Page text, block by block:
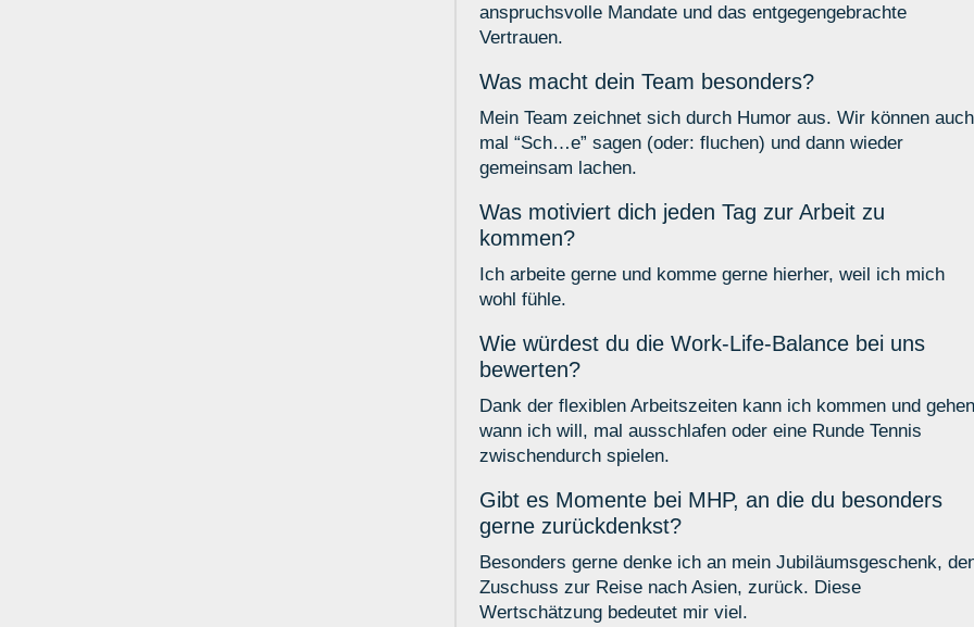
anspruchsvolle Mandate und das entgegengebrachte
Vertrauen.
Was macht dein Team besonders?
Mein Team zeichnet sich durch Humor aus. Wir können auch
mal “Sch…e” sagen (oder: fluchen) und dann wieder
gemeinsam lachen.
Was motiviert dich jeden Tag zur Arbeit zu
kommen?
Ich arbeite gerne und komme gerne hierher, weil ich mich
wohl fühle.
Wie würdest du die Work-Life-Balance bei uns
bewerten?
Dank der flexiblen Arbeitszeiten kann ich kommen und
wann ich will, mal ausschlafen oder eine Runde Tennis
zwischendurch spielen.
Gibt es Momente bei MHP, an die du besonders
gerne zurückdenkst?
Besonders gerne denke ich an mein Jubiläumsgeschenk,
Zuschuss zur Reise nach Asien, zurück. Diese
Wertschätzung bedeutet mir viel.